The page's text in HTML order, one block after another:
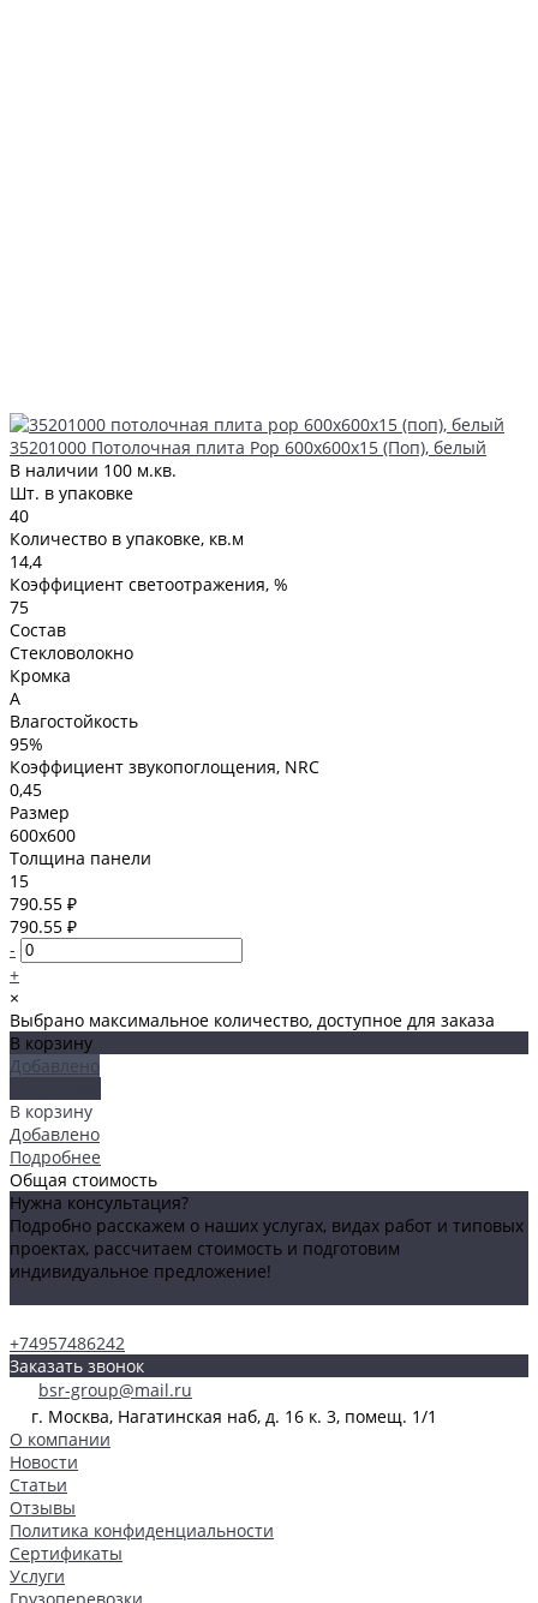
35201000 Потолочная плита Pop 600х600х15 (Поп), белый
В наличии 100 м.кв.
Шт. в упаковке
40
Количество в упаковке, кв.м
14,4
Коэффициент светоотражения, %
75
Состав
Стекловолокно
Кромка
A
Влагостойкость
95%
Коэффициент звукопоглощения, NRC
0,45
Размер
600x600
Толщина панели
15
790.55 ₽
790.55 ₽
-
+
×
Выбрано максимальное количество, доступное для заказа
В корзину
Добавлено
В корзину
Добавлено
Подробнее
Общая стоимость
Нужна консультация?
Подробно расскажем о наших услугах, видах работ и типовых
проектах, рассчитаем стоимость и подготовим
индивидуальное предложение!
+74957486242
Заказать звонок
bsr-group@mail.ru
г. Москва, Нагатинская наб, д. 16 к. 3, помещ. 1/1
О компании
Новости
Статьи
Отзывы
Политика конфиденциальности
Сертификаты
Услуги
Грузоперевозки